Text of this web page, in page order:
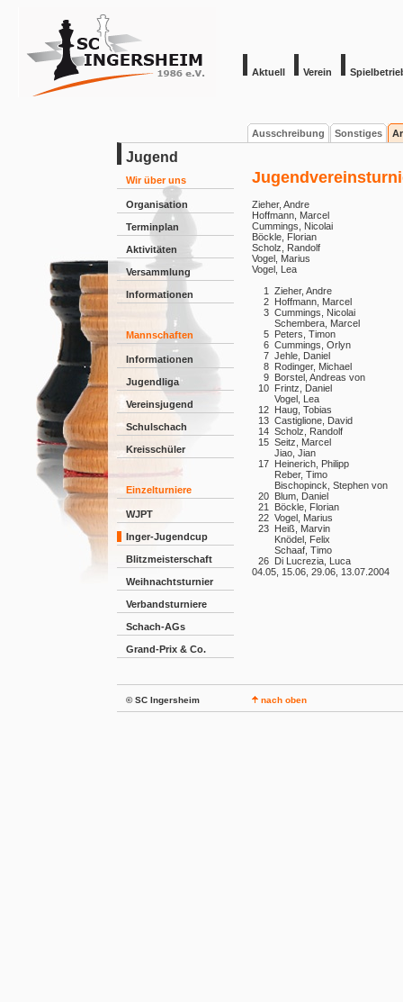
Aktuell Verein
Ausschreibung Sonstiges
Jugend
Wir über uns
Organisation
Terminplan
Aktivitäten
Versammlung
Informationen
Mannschaften
Informationen
Jugendliga
Vereinsjugend
Schulschach
Kreisschüler
Einzelturniere
WJPT
Inger-Jugendcup
Blitzmeisterschaft
Weihnachtsturnier
Verbandsturniere
Schach-AGs
Grand-Prix & Co.
Zieher, Andre
Hoffmann, Marcel
Cummings, Nicolai
Böckle, Florian
Scholz, Randolf
Vogel, Marius
Vogel, Lea
1
Zieher, Andre
2 Hoffmann, Marcel
3 Cummings, Nicolai
Schembera, Marcel
5 Peters, Timon
6 Cummings, Orlyn
7 Jehle, Daniel
8 Rodinger, Michael
9 Borstel, Andreas von
10 Frintz, Daniel
Vogel, Lea
12 Haug, Tobias
13 Castiglione, David
14 Scholz, Randolf
15 Seitz, Marcel
Jiao, Jian
17 Heinerich, Philipp
Reber, Timo
Bischopinck, Stephen von
20 Blum, Daniel
21
Böckle, Florian
22 Vogel, Marius
23 Heiß, Marvin
Knödel, Felix
Schaaf, Timo
26 Di Lucrezia, Luca
04.05, 15.06, 29.06, 13.07.2004
© SC Ingersheim nach oben